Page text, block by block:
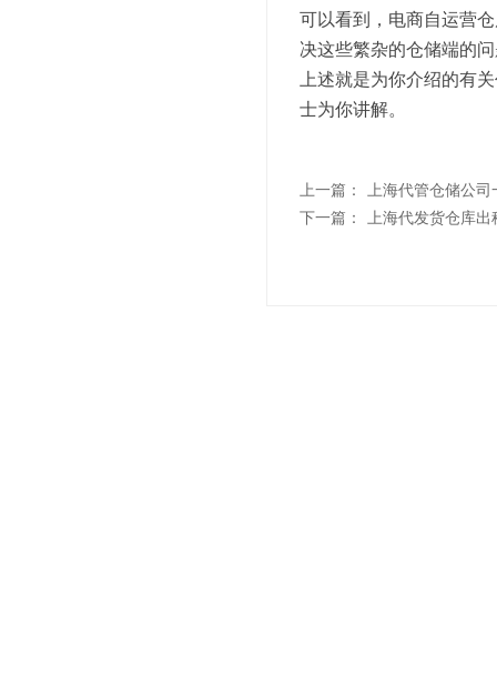
可以看到，电商自运营
决这些繁杂的仓储端的
上述就是为你介绍的有
士为你讲解。
上一篇：
上海代管仓储公司
下一篇：
上海代发货仓库出